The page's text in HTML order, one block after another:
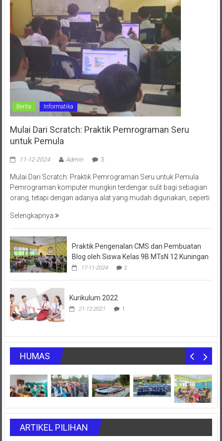
Berita Informatika
Mulai Dari Scratch: Praktik Pemrograman Seru
untuk Pemula
11-12-2024 Admin 3
Mulai Dari Scratch: Praktik Pemrograman Seru untuk Pemula
Pemrograman komputer mungkin terdengar sulit bagi sebagian
orang, tetapi dengan adanya alat yang mudah digunakan, seperti
Selengkapnya
Praktik Pengenalan CMS dan Pembuatan
Blog oleh Siswa Kelas 9B MTsN 12 Kuningan
17-11-2024 2
Kurikulum 2022
21-12-2021 1
HUMAS
ARTIKEL PILIHAN